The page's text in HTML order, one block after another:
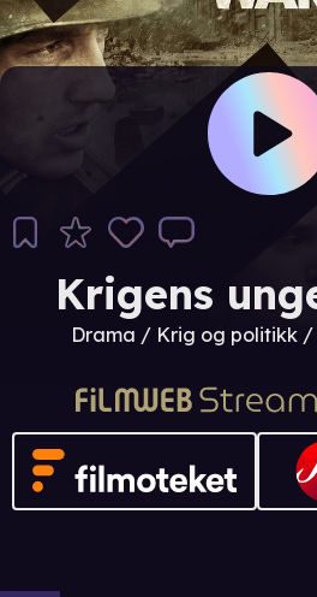
Krigens
Drama / Krig og politikk /